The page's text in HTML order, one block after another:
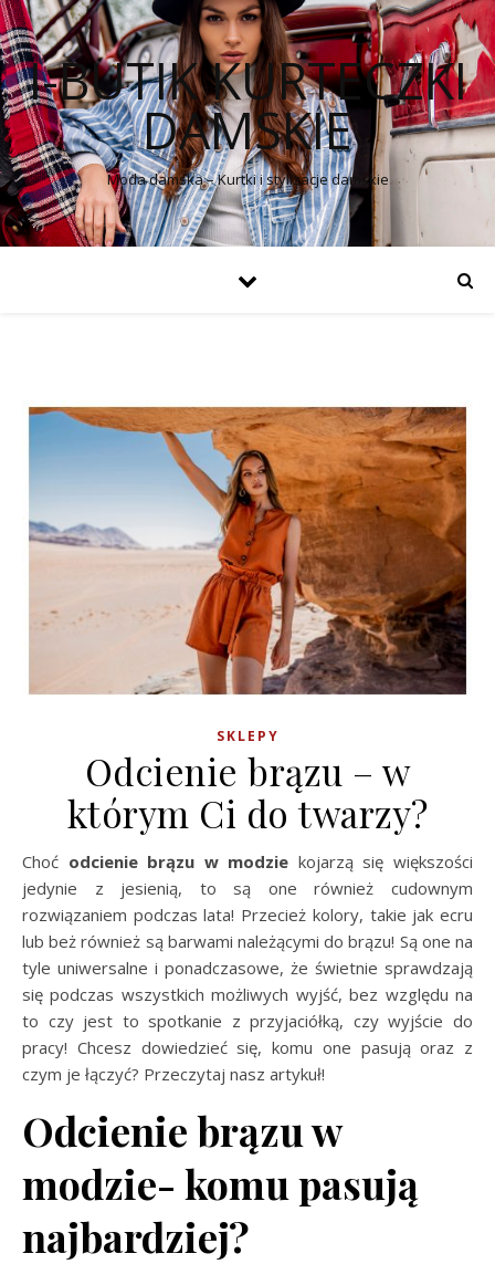
I-BUTIK KURTECZKI
DAMSKIE
Moda damska – Kurtki i stylizacje damskie
SKLEPY
Odcienie brązu – w
którym Ci do twarzy?
Choć odcienie brązu w modzie kojarzą się większości
jedynie z jesienią, to są one również cudownym
rozwiązaniem podczas lata! Przecież kolory, takie jak ecru
lub beż również są barwami należącymi do brązu! Są one na
tyle uniwersalne i ponadczasowe, że świetnie sprawdzają
się podczas wszystkich możliwych wyjść, bez względu na
to czy jest to spotkanie z przyjaciółką, czy wyjście do
pracy! Chcesz dowiedzieć się, komu one pasują oraz z
czym je łączyć? Przeczytaj nasz artykuł!
Odcienie brązu w
modzie- komu pasują
najbardziej?